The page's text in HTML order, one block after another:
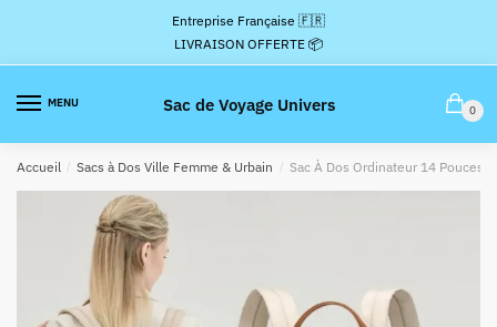
la
navigation
contenu
Entreprise Française 🇫🇷
LIVRAISON OFFERTE 📦
MENU Sac de Voyage Univers 0
Accueil / Sacs à Dos Ville Femme & Urbain / Sac À Dos Ordinateur 14 Pouces